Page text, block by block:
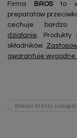
Firma BROSto
preparatów
cechuje
działanie. Produkty
składników.
gwarantuje wygodne
Klienci którzy